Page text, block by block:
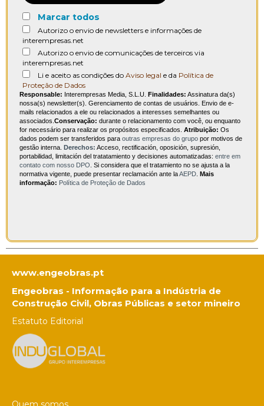
Marcar todos
Autorizo o envio de newsletters e informações de
interempresas.net
Autorizo o envio de comunicações de terceiros via
interempresas.net
Li e aceito as condições do Aviso legal e da Política de
Proteção de Dados
Responsable: Interempresas Media, S.L.U. Finalidades: Assinatura da(s)
nossa(s) newsletter(s). Gerenciamento de contas de usuários. Envio de e-
mails relacionados a ele ou relacionados a interesses semelhantes ou
associados. Conservação: durante o relacionamento com você, ou enquanto
for necessário para realizar os propósitos especificados. Atribuição: Os
dados podem ser transferidos para outras empresas do grupo por motivos de
gestão interna. Derechos: Acceso, rectificación, oposición, supresión,
portabilidad, limitación del tratatamiento y decisiones automatizadas: entre em
contato com nosso DPO . Si considera que el tratamiento no se ajusta a la
normativa vigente, puede presentar reclamación ante laAEPD Mais
informação: Política de Proteção de Dados
www.engeobras.pt
Engeobras - Informação para a Indústria de
Construção Civil, Obras Públicas e setor mineiro
Estatuto Editorial